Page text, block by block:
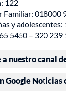
122
Familiar: 018000
y adolescentes:
5450 – 320 239
a nuestro canal
Google